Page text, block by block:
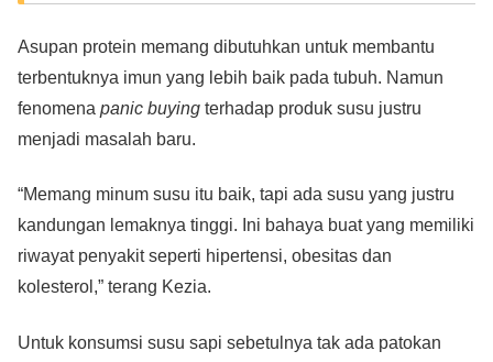
Asupan protein memang dibutuhkan untuk membantu
terbentuknya imun yang lebih baik pada tubuh. Namun
fenomena panic buying terhadap produk susu justru
menjadi masalah baru.
“Memang minum susu itu baik, tapi ada susu yang justru
kandungan lemaknya tinggi. Ini bahaya buat yang memiliki
riwayat penyakit seperti hipertensi, obesitas dan
kolesterol,” terang Kezia.
Untuk konsumsi susu sapi sebetulnya tak ada patokan